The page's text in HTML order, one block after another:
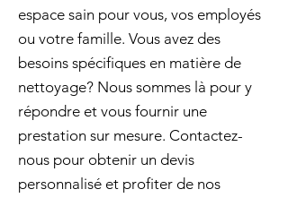
espace sain pour vous, vos employés
ou votre famille. Vous avez des
besoins spécifiques en matière de
nettoyage? Nous sommes là pour y
répondre et vous fournir une
prestation sur mesure. Contactez-
nous pour obtenir un devis
personnalisé et profiter de nos